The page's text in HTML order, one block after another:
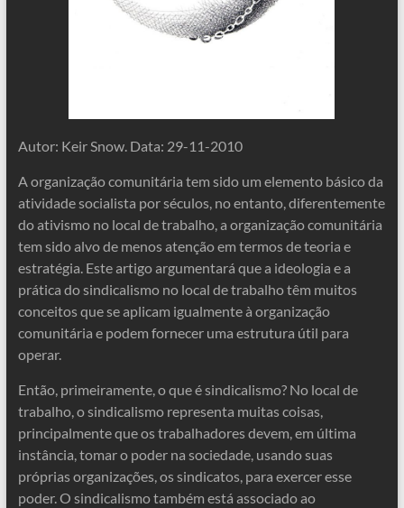
Autor: Keir Snow. Data: 29-11-2010
A organização comunitária tem sido um elemento básico da
atividade socialista por séculos, no entanto, diferentemente
do ativismo no local de trabalho, a organização comunitária
tem sido alvo de menos atenção em termos de teoria e
estratégia. Este artigo argumentará que a ideologia e a
prática do sindicalismo no local de trabalho têm muitos
conceitos que se aplicam igualmente à organização
comunitária e podem fornecer uma estrutura útil para
operar.
Então, primeiramente, o que é sindicalismo? No local de
trabalho, o sindicalismo representa muitas coisas,
principalmente que os trabalhadores devem, em última
instância, tomar o poder na sociedade, usando suas
próprias organizações, os sindicatos, para exercer esse
poder. O sindicalismo também está associado ao